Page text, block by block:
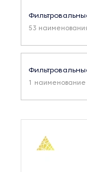
53
1 наименование